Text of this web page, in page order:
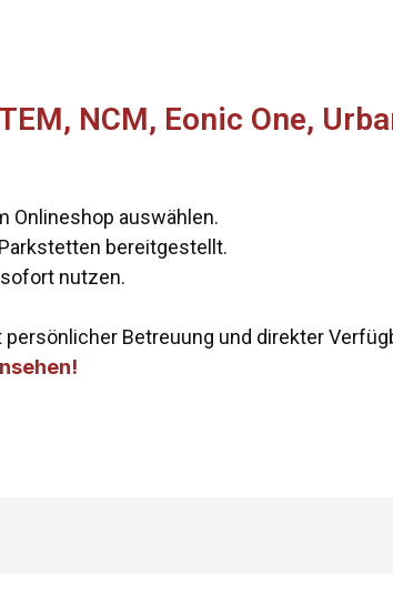
NCM, Eonic One,
Onlineshop auswählen.
bereitgestellt.
nutzen.
Betreuung und direkter